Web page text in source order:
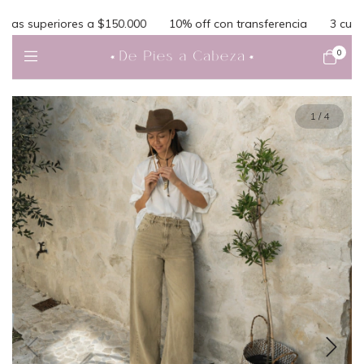
a $150.000 10% off con transferencia 3 cuotas
0
1 / 4